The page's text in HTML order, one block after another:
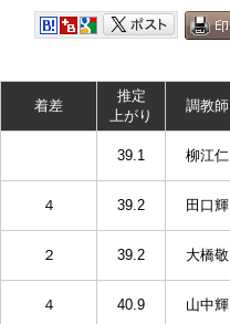
着差
推定
上がり
調教師
39.1 柳江仁
４ 39.2 田口輝
２ 39.2 大橋敬
４ 40.9 山中輝